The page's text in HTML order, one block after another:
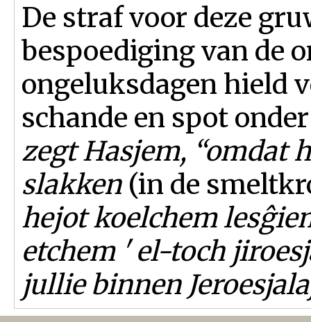
De straf voor deze
bespoediging van de
ongeluksdagen hield
schande en spot
zegt Hasjem, “omdat
slakken(in de
hejot koelchem
etchem ' el-toch
jullie binnen